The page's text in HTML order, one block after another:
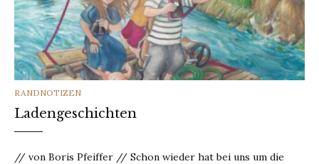
CATEGORIES
RANDNOTIZEN
Ladengeschichten
// von Boris Pfeiffer // Schon wieder hat bei uns um die